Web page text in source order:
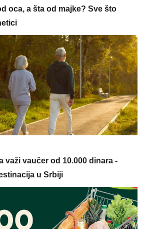
oca, a šta od majke? Sve što
važi vaučer od 10.000 dinara -
u Srbiji